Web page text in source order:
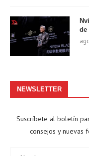
de
NEWSLETTER
Suscríbete al boletín
consejos y nuevas